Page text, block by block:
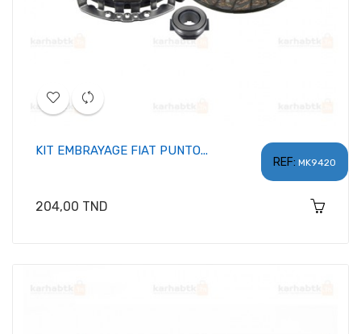
REF: MK9420
KIT EMBRAYAGE FIAT PUNTO...
Prix
204,00 TND